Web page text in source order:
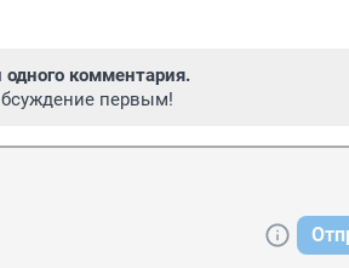
одного комментария.
первым!